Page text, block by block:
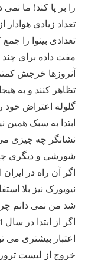
را بر پا کند! ما
تعداد زیادی
تعدادی بینوا را
مفت داده برای
آنروزها خرجش
تظاهر کنند و به
گلوله اعتراض خود
ابتدا به سبک همین
نشانگر چه چیزی
شورشی و دیگری
اگر آن راه در ایران
نیویورک نیز بلا
شد من نمی دانم
اعتبار بیشتری می
خروج از لیست